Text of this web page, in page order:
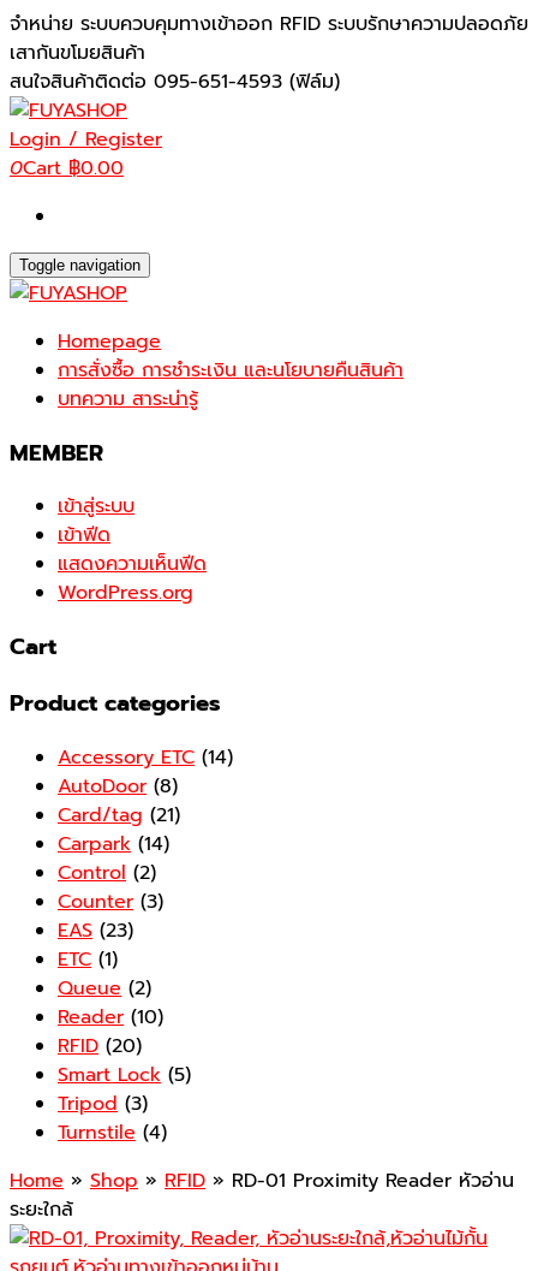
Skip
to
the
content
จำหน่าย ระบบควบคุมทางเข้าออก RFID ระบบรักษาความปลอดภัย
เสากันขโมยสินค้า
สนใจสินค้าติดต่อ 095-651-4593 (ฟิล์ม)
Login / Register
0Cart฿0.00
Toggle navigation
Homepage
การสั่งซื้อ การชำระเงิน และนโยบายคืนสินค้า
บทความ สาระน่ารู้
MEMBER
เข้าสู่ระบบ
เข้าฟีด
แสดงความเห็นฟีด
WordPress.org
Cart
Product categories
Accessory ETC (14)
AutoDoor (8)
Card/tag (21)
Carpark (14)
Control (2)
Counter (3)
EAS (23)
ETC (1)
Queue (2)
Reader (10)
RFID (20)
Smart Lock (5)
Tripod (3)
Turnstile (4)
Home » Shop » RFID » RD-01 Proximity Reader หัวอ่าน
ระยะใกล้